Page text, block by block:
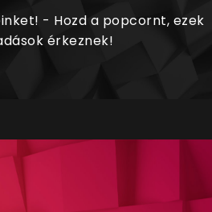
- Hozd a popcornt, ezek
érkeznek!